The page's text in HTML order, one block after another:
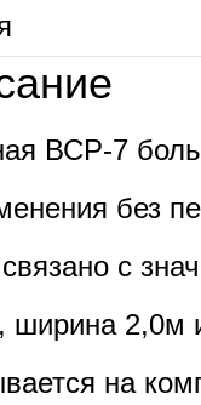
ВСР-7
без
с
ширина 2,0м
на